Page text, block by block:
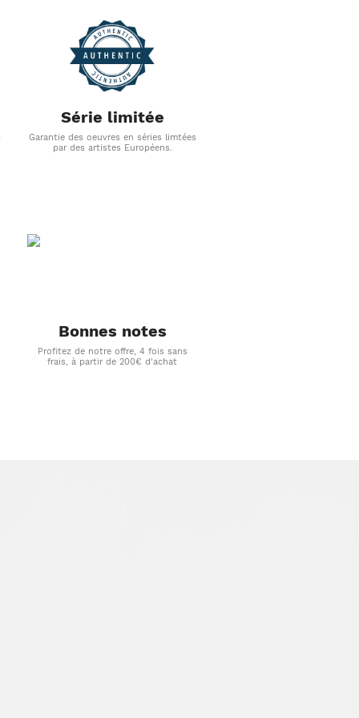
Série limitée
Garantie des oeuvres en séries limtées
par des artistes Européens.
Bonnes notes
Profitez de notre offre, 4 fois sans
frais, à partir de 200€ d'achat